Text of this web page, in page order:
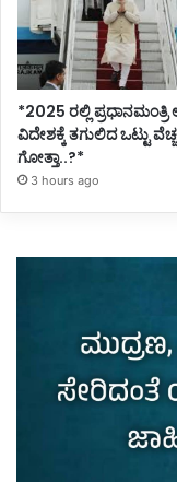
*2025 ರಲ್ಲಿ
ವಿದೇಶಕ್ಕೆ ತಗುಲಿದ ಒಟ್ಟು
ಗೋತ್ತಾ..?*
3 hours ago